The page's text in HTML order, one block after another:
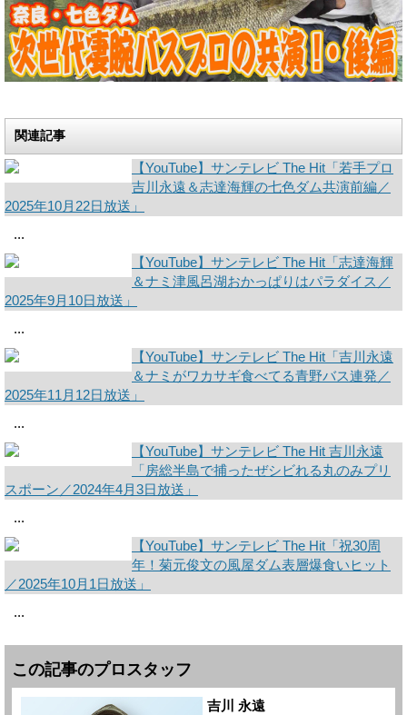
関連記事
【YouTube】サンテレビ The Hit「若手プロ
吉川永遠＆志達海輝の七色ダム共演前編／
2025年10月22日放送」
...
【YouTube】サンテレビ The Hit「志達海輝
＆ナミ津風呂湖おかっぱりはパラダイス／
2025年9月10日放送」
...
【YouTube】サンテレビ The Hit「吉川永遠
＆ナミがワカサギ食べてる青野バス連発／
2025年11月12日放送」
...
【YouTube】サンテレビ The Hit 吉川永遠
「房総半島で捕ったぜシビれる丸のみプリ
スポーン／2024年4月3日放送」
...
【YouTube】サンテレビ The Hit「祝30周
年！菊元俊文の風屋ダム表層爆食いヒット
／2025年10月1日放送」
...
この記事のプロスタッフ
吉川 永遠